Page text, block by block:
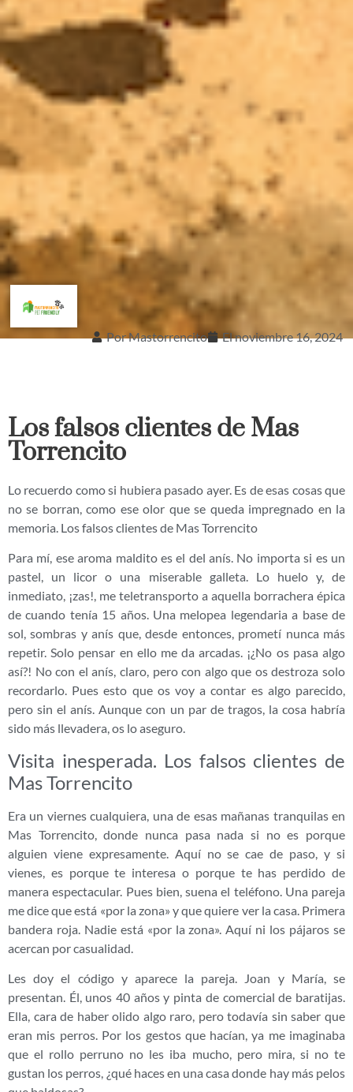
PorMastorrencito Elnoviembre 16, 2024
Los falsos clientes de Mas
Torrencito
Lo recuerdo como si hubiera pasado ayer. Es de esas cosas que
no se borran, como ese olor que se queda impregnado en la
memoria. Los falsos clientes de Mas Torrencito
Para mí, ese aroma maldito es el del anís. No importa si es un
pastel, un licor o una miserable galleta. Lo huelo y, de
inmediato, ¡zas!, me teletransporto a aquella borrachera épica
de cuando tenía 15 años. Una melopea legendaria a base de
sol, sombras y anís que, desde entonces, prometí nunca más
repetir. Solo pensar en ello me da arcadas. ¡¿No os pasa algo
así?! No con el anís, claro, pero con algo que os destroza solo
recordarlo. Pues esto que os voy a contar es algo parecido,
pero sin el anís. Aunque con un par de tragos, la cosa habría
sido más llevadera, os lo aseguro.
Visita inesperada. Los falsos clientes de
Mas Torrencito
Era un viernes cualquiera, una de esas mañanas tranquilas en
Mas Torrencito, donde nunca pasa nada si no es porque
alguien viene expresamente. Aquí no se cae de paso, y si
vienes, es porque te interesa o porque te has perdido de
manera espectacular. Pues bien, suena el teléfono. Una pareja
me dice que está «por la zona» y que quiere ver la casa. Primera
bandera roja. Nadie está «por la zona». Aquí ni los pájaros se
acercan por casualidad.
Les doy el código y aparece la pareja. Joan y María, se
presentan. Él, unos 40 años y pinta de comercial de baratijas.
Ella, cara de haber olido algo raro, pero todavía sin saber que
eran mis perros. Por los gestos que hacían, ya me imaginaba
que el rollo perruno no les iba mucho, pero mira, si no te
gustan los perros, ¿qué haces en una casa donde hay más pelos